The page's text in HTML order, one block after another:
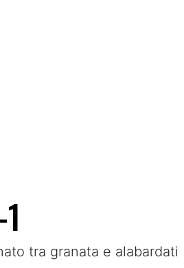
tra granata e alabardati